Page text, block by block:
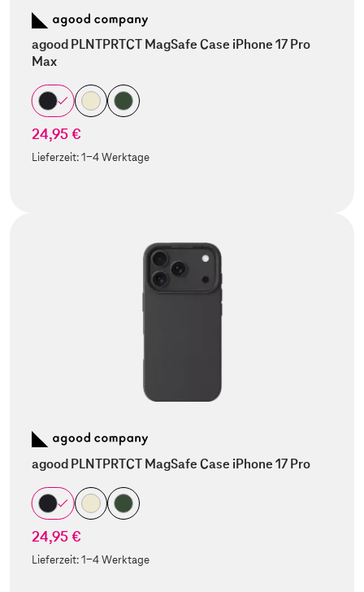
agood PLNTPRTCT MagSafe Case iPhone 17 Pro
Max
24,95 €
Lieferzeit:1-4 Werktage
agood PLNTPRTCT MagSafe Case iPhone 17 Pro
24,95 €
Lieferzeit:1-4 Werktage